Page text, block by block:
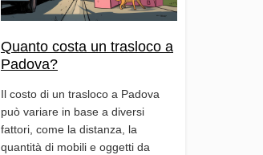
Quanto costa un trasloco a
Padova?
Il costo di un trasloco a Padova
può variare in base a diversi
fattori, come la distanza, la
quantità di mobili e oggetti da